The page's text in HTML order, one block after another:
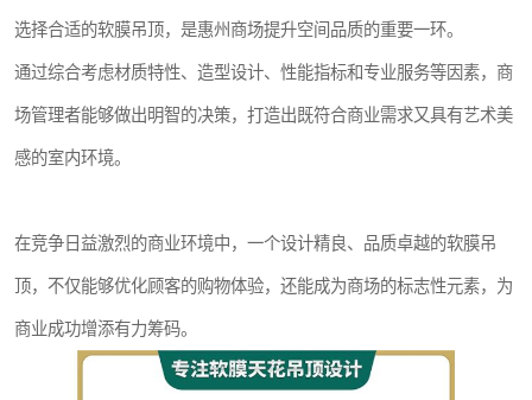
选择合适的软膜吊顶，是惠州商场提升空间品质的重要一环。
通过综合考虑材质特性、造型设计、性能指标和专业服务等因素，商
场管理者能够做出明智的决策，打造出既符合商业需求又具有艺术美
感的室内环境。
在竞争日益激烈的商业环境中，一个设计精良、品质卓越的软膜吊
顶，不仅能够优化顾客的购物体验，还能成为商场的标志性元素，为
商业成功增添有力筹码。